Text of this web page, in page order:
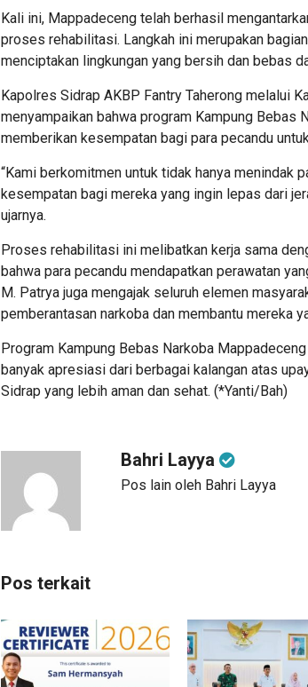
Kali ini, Mappadeceng telah berhasil
proses rehabilitasi. Langkah ini merupakan
menciptakan lingkungan yang bersih dan bebas
Kapolres Sidrap AKBP Fantry Taherong melalui
menyampaikan bahwa program Kampung Bebas
memberikan kesempatan bagi para pecandu
“Kami berkomitmen untuk tidak hanya menindak
kesempatan bagi mereka yang ingin lepas dari
ujarnya.
Proses rehabilitasi ini melibatkan kerja sama
bahwa para pecandu mendapatkan perawatan
M. Patrya juga mengajak seluruh elemen
pemberantasan narkoba dan membantu mereka
Program Kampung Bebas Narkoba
banyak apresiasi dari berbagai kalangan atas
Sidrap yang lebih aman dan sehat. (*Yanti/Bah)
Bahri Layya
Pos lain oleh Bahri Layya
Pos terkait